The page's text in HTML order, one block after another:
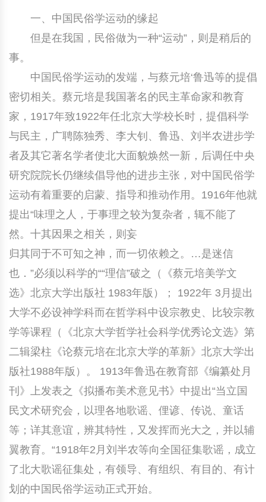
一、中国民俗学运动的缘起
但是在我国，民俗做为一种“运动”，则是稍后的
事。
中国民俗学运动的发端，与蔡元培‘鲁迅等的提倡
密切相关。蔡元培是我国著名的民主革命家和教育
家，1917年致1922年任北京大学校长时，提倡科学
与民主，广聘陈独秀、李大钊、鲁迅、刘半农进步学
者及其它著名学者使北大面貌焕然一新，后调任中央
研究院院长仍继续倡导他的进步主张，对中国民俗学
运动有着重要的启蒙、指导和推动作用。1916年他就
提出“味理之人，于事理之较为复杂者，辄不能了
然。十其因果之相关，则妄
归其同于不可知之神，而一切依赖之。…是迷信
也．”必须以科学的““理信”破之（《蔡元培美学文
选》北京大学出版社 1983年版）； 1922年 3月提出
大学不必设神学科而在哲学科中设宗教史、比较宗教
学等课程（《北京大学哲学社会科学优秀论文选》第
二辑梁柱《论蔡元培在北京大学的革新》北京大学出
版社1988年版）。 1913年鲁迅在教育部《编纂处月
刊》上发表之《拟播布美术意见书》中提出“当立国
民文术研究会，以理各地歌谣、俚谚、传说、童话
等；详其意谊，辨其特性，又发挥而光大之，并以辅
翼教育。“1918年2月刘半农等向全国征集歌谣，成立
了北大歌谣征集处，有领导、有组织、有目的、有计
划的中国民俗学运动正式开始。